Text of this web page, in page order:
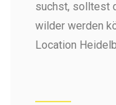
suchst, solltest
wilder werden
Location